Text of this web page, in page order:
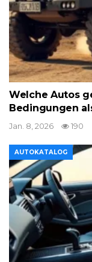
Welche Autos
Bedingungen
Jan. 8, 2026 190
AUTOKATALOG